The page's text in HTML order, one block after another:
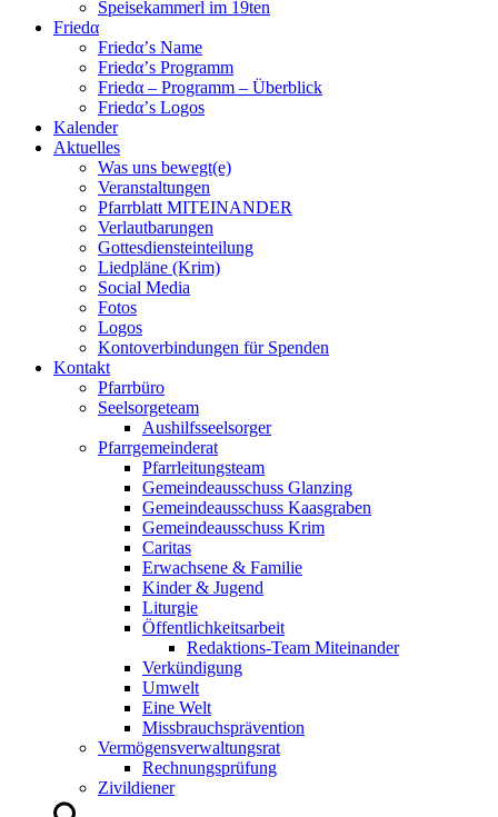
Speisekammerl im 19ten
Friedα
Friedα’s Name
Friedα’s Programm
Friedα – Programm – Überblick
Friedα’s Logos
Kalender
Aktuelles
Was uns bewegt(e)
Veranstaltungen
Pfarrblatt MITEINANDER
Verlautbarungen
Gottesdiensteinteilung
Liedpläne (Krim)
Social Media
Fotos
Logos
Kontoverbindungen für Spenden
Kontakt
Pfarrbüro
Seelsorgeteam
Aushilfsseelsorger
Pfarrgemeinderat
Pfarrleitungsteam
Gemeindeausschuss Glanzing
Gemeindeausschuss Kaasgraben
Gemeindeausschuss Krim
Caritas
Erwachsene & Familie
Kinder & Jugend
Liturgie
Öffentlichkeitsarbeit
Redaktions-Team Miteinander
Verkündigung
Umwelt
Eine Welt
Missbrauchsprävention
Vermögensverwaltungsrat
Rechnungsprüfung
Zivildiener